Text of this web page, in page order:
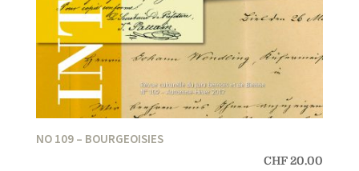
NO 109 – BOURGEOISIES
CHF20.00